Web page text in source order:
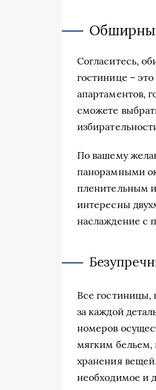
Согласитесь,
гостинице –
апартаментов,
сможете
По вашему
панорамными
пленительным
интересны
наслаждение с
Все гостиницы,
за каждой
номеров
мягким бельем,
хранения
необходимое и